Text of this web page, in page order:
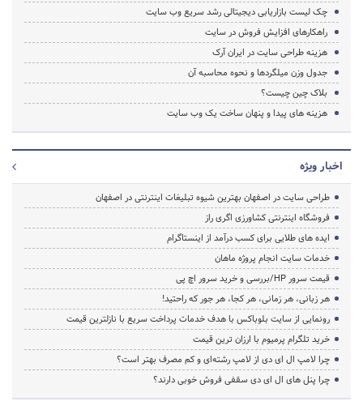
چک لیست بازاریابی دیجیتالی رشد سریع وب سایت
راهکارهای افزایش فروش در سایت
هزینه طراحی سایت در ایران آرک
جدول وزن میلگردها و نحوه محاسبه آن
بلاک چین چیست؟
هزینه های پیدا و پنهان ساخت یک وب سایت
اخبار ویژه
طراحی سایت در اصفهان بهترین شیوه تبلیغات اینترنتی در اصفهان
فروشگاه اینترنتی کشاورزی اگری راز
ایده های طلایی برای کسب درآمد از اینستاگرام
خدمات سایت انجام پروژه ماهان
قیمت سرور HP/بررسی و خرید سرور اچ پی
هر زبانی، هر زمانی، هر کجا، هر جور که راحتید!
رونمایی از سایت بلوباکس با هدف خدمات پرداخت سریع با نازلترین قیمت
خرید تلگرام پرمیوم با ارزان ترین قیمت
چرا لامپ ال ای دی از لامپ رشته‌ای و کم مصرف بهتر است؟
چرا پنل های ال ای دی سقفی فروش خوبی دارند؟